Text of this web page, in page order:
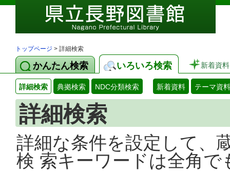
トップページ > 詳細検索
かんたん検索 いろいろ検索 新着資料
詳細検索 典拠検索 NDC分類検索 新着資料 テーマ資料
詳細検索
詳細な条件を設定して、
検 索キーワードは全角